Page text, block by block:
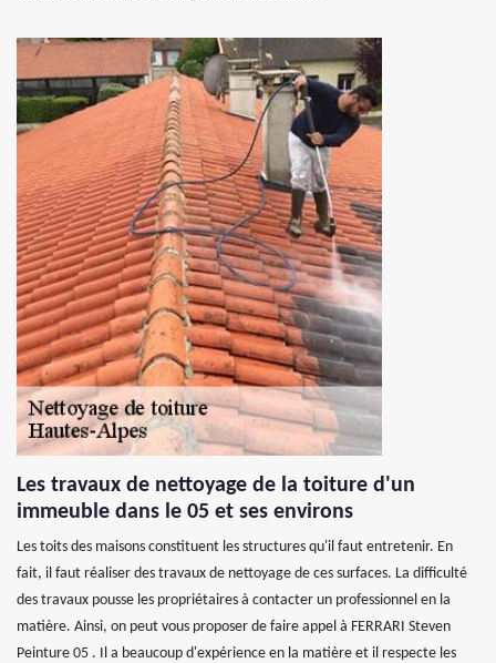
Les travaux de nettoyage de la toiture d'un
immeuble dans le 05 et ses environs
Les toits des maisons constituent les structures qu'il faut entretenir. En
fait, il faut réaliser des travaux de nettoyage de ces surfaces. La difficulté
des travaux pousse les propriétaires à contacter un professionnel en la
matière. Ainsi, on peut vous proposer de faire appel à FERRARI Steven
Peinture 05 . Il a beaucoup d'expérience en la matière et il respecte les